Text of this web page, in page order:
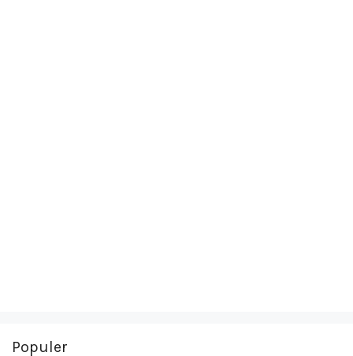
Populer